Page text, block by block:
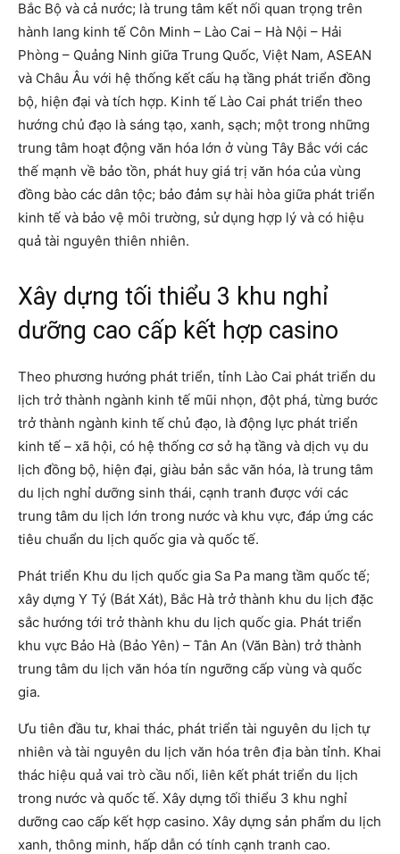
Bắc Bộ và cả nước; là trung tâm kết nối quan trọng trên
hành lang kinh tế Côn Minh – Lào Cai – Hà Nội – Hải
Phòng – Quảng Ninh giữa Trung Quốc, Việt Nam, ASEAN
và Châu Âu với hệ thống kết cấu hạ tầng phát triển đồng
bộ, hiện đại và tích hợp. Kinh tế Lào Cai phát triển theo
hướng chủ đạo là sáng tạo, xanh, sạch; một trong những
trung tâm hoạt động văn hóa lớn ở vùng Tây Bắc với các
thế mạnh về bảo tồn, phát huy giá trị văn hóa của vùng
đồng bào các dân tộc; bảo đảm sự hài hòa giữa phát triển
kinh tế và bảo vệ môi trường, sử dụng hợp lý và có hiệu
quả tài nguyên thiên nhiên.
Xây dựng tối thiểu 3 khu nghỉ
dưỡng cao cấp kết hợp casino
Theo phương hướng phát triển, tỉnh Lào Cai phát triển du
lịch trở thành ngành kinh tế mũi nhọn, đột phá, từng bước
trở thành ngành kinh tế chủ đạo, là động lực phát triển
kinh tế – xã hội, có hệ thống cơ sở hạ tầng và dịch vụ du
lịch đồng bộ, hiện đại, giàu bản sắc văn hóa, là trung tâm
du lịch nghỉ dưỡng sinh thái, cạnh tranh được với các
trung tâm du lịch lớn trong nước và khu vực, đáp ứng các
tiêu chuẩn du lịch quốc gia và quốc tế.
Phát triển Khu du lịch quốc gia Sa Pa mang tầm quốc tế;
xây dựng Y Tý (Bát Xát), Bắc Hà trở thành khu du lịch đặc
sắc hướng tới trở thành khu du lịch quốc gia. Phát triển
khu vực Bảo Hà (Bảo Yên) – Tân An (Văn Bàn) trở thành
trung tâm du lịch văn hóa tín ngưỡng cấp vùng và quốc
gia.
Ưu tiên đầu tư, khai thác, phát triển tài nguyên du lịch tự
nhiên và tài nguyên du lịch văn hóa trên địa bàn tỉnh. Khai
thác hiệu quả vai trò cầu nối, liên kết phát triển du lịch
trong nước và quốc tế. Xây dựng tối thiểu 3 khu nghỉ
dưỡng cao cấp kết hợp casino. Xây dựng sản phẩm du lịch
xanh, thông minh, hấp dẫn có tính cạnh tranh cao.